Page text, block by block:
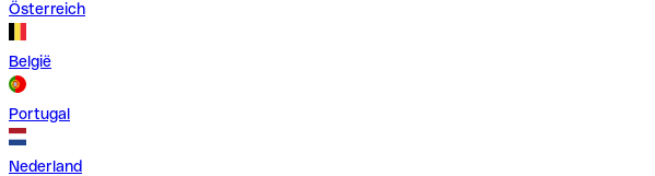
Österreich
België
Portugal
Nederland